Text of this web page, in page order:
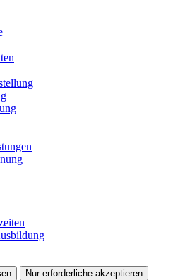
Nur erforderliche akzeptieren